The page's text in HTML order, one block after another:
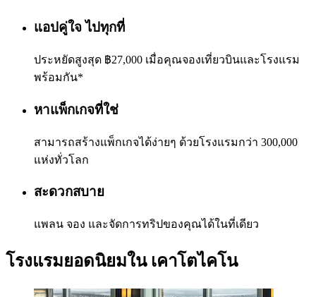
แอปคู่ใจ ไปทุกที่
ประหยัดสูงสุด ฿27,000 เมื่อคุณจองเที่ยวบินและโรงแรม
พร้อมกัน*
หาแพ็กเกจที่ใช่
สามารถสร้างแพ็กเกจได้ง่ายๆ ด้วยโรงแรมกว่า 300,000
แห่งทั่วโลก
สะดวกสบาย
แพลน จอง และจัดการทริปของคุณได้ในที่เดียว
โรงแรมยอดนิยมใน เคาโตไคโน